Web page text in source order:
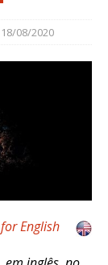
18/08/2020
English